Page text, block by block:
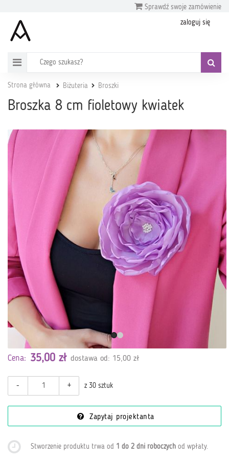
Sprawdź swoje zamówienie
zaloguj się
Strona główna Biżuteria Broszki
Broszka 8 cm fioletowy kwiatek
Cena: 35,00 zł dostawa od: 15,00 zł
- + z 30 sztuk
Zapytaj projektanta
Stworzenie produktu trwa od 1 do 2 dni roboczych od wpłaty.